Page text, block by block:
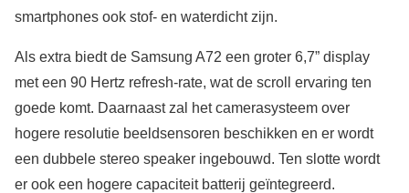
smartphones ook stof- en waterdicht zijn.
Als extra biedt de Samsung A72 een groter 6,7” display
met een 90 Hertz refresh-rate, wat de scroll ervaring ten
goede komt. Daarnaast zal het camerasysteem over
hogere resolutie beeldsensoren beschikken en er wordt
een dubbele stereo speaker ingebouwd. Ten slotte wordt
er ook een hogere capaciteit batterij geïntegreerd.